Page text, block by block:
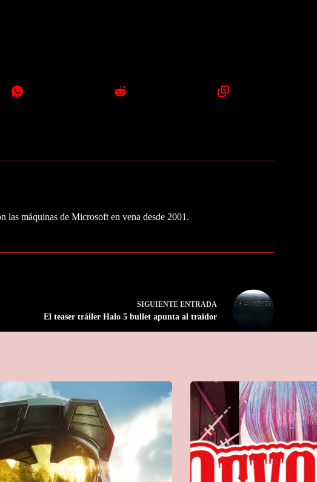
las máquinas de Microsoft en vena desde 2001.
SIGUIENTEENTRADA
El teaser tráiler Halo 5 bullet apunta al traidor